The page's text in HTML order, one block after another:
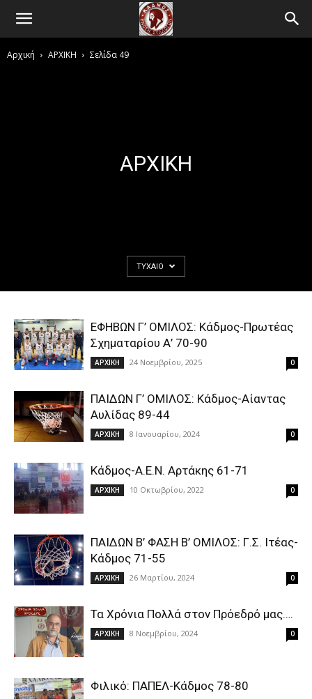
Αρχική ΑΡΧΙΚΗ Σελίδα 49
ΑΡΧΙΚΗ
ΤΥΧΑΊΟ
ΕΦΗΒΩΝ Γ’ ΟΜΙΛΟΣ: Κάδμος-Πρωτέας
Σχηματαρίου Α’ 70-90
ΑΡΧΙΚΗ 24 Νοεμβρίου, 2025 0
ΠΑΙΔΩΝ Γ’ ΟΜΙΛΟΣ: Κάδμος-Αίαντας
Αυλίδας 89-44
ΑΡΧΙΚΗ 8 Ιανουαρίου, 2024 0
Κάδμος-Α.Ε.Ν. Αρτάκης 61-71
ΑΡΧΙΚΗ 10 Οκτωβρίου, 2022 0
ΠΑΙΔΩΝ Β’ ΦΑΣΗ Β’ ΟΜΙΛΟΣ: Γ.Σ. Ιτέας-
Κάδμος 71-55
ΑΡΧΙΚΗ 26 Μαρτίου, 2024 0
Τα Χρόνια Πολλά στον Πρόεδρό μας….
ΑΡΧΙΚΗ 8 Νοεμβρίου, 2024 0
Φιλικό: ΠΑΠΕΛ-Κάδμος 78-80